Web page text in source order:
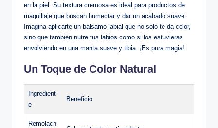
en la piel. Su textura cremosa es ideal para productos de
maquillaje que buscan humectar y dar un acabado suave.
Imagina aplicarte un bálsamo labial que no solo te da color,
sino que también nutre tus labios como si los estuvieras
envolviendo en una manta suave y tibia. ¡Es pura magia!
Un Toque de Color Natural
Ingredient
e
Beneficio
Remolach